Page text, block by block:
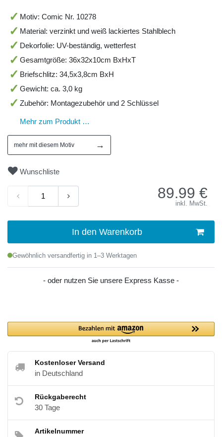
Motiv: Comic Nr. 10278
Material: verzinkt und weiß lackiertes Stahlblech
Dekorfolie: UV-beständig, wetterfest
Gesamtgröße: 36x32x10cm BxHxT
Briefschlitz: 34,5x3,8cm BxH
Gewicht: ca. 3,0 kg
Zubehör: Montagezubehör und 2 Schlüssel
Mehr zum Produkt …
mehr mit diesem Motiv →
Wunschliste
89.99 €
inkl. MwSt.
In den Warenkorb
Gewöhnlich versandfertig in 1–3 Werktagen
- oder nutzen Sie unsere Express Kasse -
Kostenloser Versand
in Deutschland
Rückgaberecht
30 Tage
Artikelnummer